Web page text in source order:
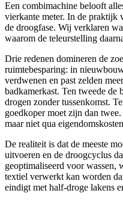
Een combimachine belooft
vierkante meter. In de praktijk
de droogfase. Wij verklaren
waarom de teleurstelling
Drie redenen domineren de
ruimtebesparing: in
verdwenen en past zelden
badkamerkast. Ten tweede de
drogen zonder tussenkomst.
goedkoper moet zijn dan
maar niet qua
De realiteit is dat de meeste
uitvoeren en de droogcyclus
geoptimaliseerd voor wassen,
textiel verwerkt kan worden
eindigt met half-droge lakens